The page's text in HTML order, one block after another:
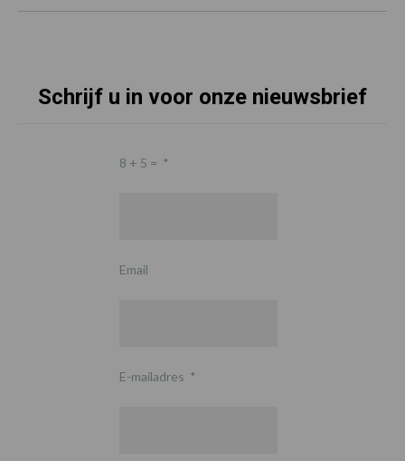
Schrijf u in voor onze nieuwsbrief
8 + 5 = *
Email
E-mailadres *